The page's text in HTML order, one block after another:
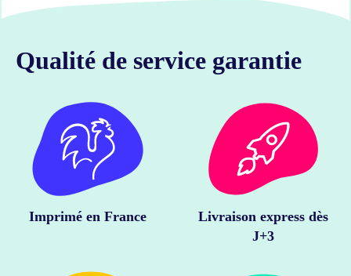
Qualité de service garantie
Imprimé en France
Livraison express dès
J+3